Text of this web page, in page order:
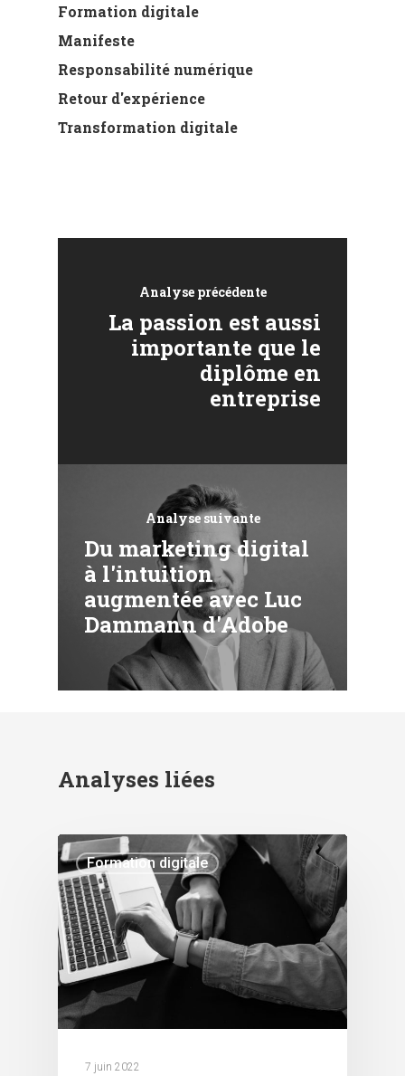
Formation digitale
Manifeste
Responsabilité numérique
Retour d'expérience
Transformation digitale
Analyse précédente
La passion est aussi
importante que le
diplôme en
entreprise
Analyse suivante
Du marketing digital
à l'intuition
augmentée avec Luc
Dammann d'Adobe
Analyses liées
Formation digitale
7 juin 2022